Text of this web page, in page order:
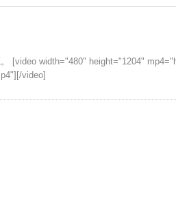
[video width="480" height="1204"
video]